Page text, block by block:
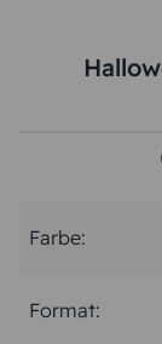
Farbe:
Format: